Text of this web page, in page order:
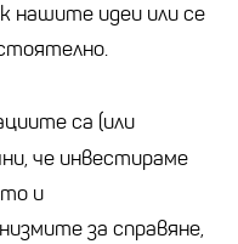
нашите идеи или се
са (или
че инвестираме
и
за справяне,